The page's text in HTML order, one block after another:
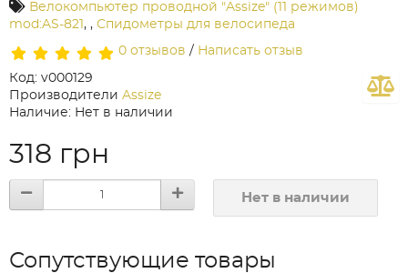
Велокомпьютер проводной "Assize" (11 режимов)
mod:AS-821 , , Спидометры для велосипеда
0 отзывов / Написать отзыв
Код: v000129
Производители Assize
Наличие: Нет в наличии
318 грн
Нет в наличии
Сопутствующие товары